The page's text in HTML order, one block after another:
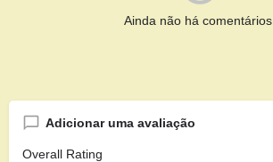
Ainda não há comentários.
Adicionar uma avaliação
Overall Rating